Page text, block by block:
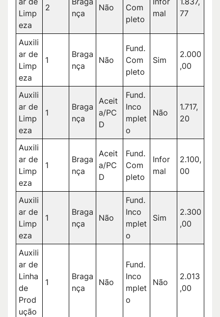
Limp
eza
2
nça
Não
Com
pleto
mal
77
Auxili
ar de
Limp
eza
1
Braga
nça
Não
Fund.
Com
pleto
Sim
2.000
,00
Auxili
ar de
Limp
eza
1
Braga
nça
Aceit
a/PC
D
Fund.
Inco
mplet
o
Não
1.717,
20
Auxili
ar de
Limp
eza
1
Braga
nça
Aceit
a/PC
D
Fund.
Com
pleto
Infor
mal
2.100,
00
Auxili
ar de
Limp
eza
1
Braga
nça
Não
Fund.
Inco
mplet
o
Sim
2.300
,00
Auxili
ar de
Linha
de
Prod
ução
1
Braga
nça
Não
Fund.
Inco
mplet
o
Não
2.013
,00